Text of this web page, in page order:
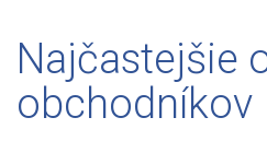
Najčastejšie
obchodníkov